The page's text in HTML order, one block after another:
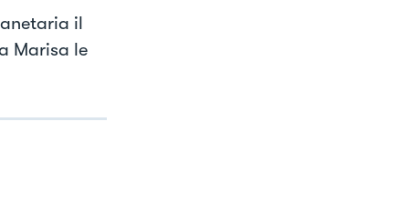
il
Marisa le